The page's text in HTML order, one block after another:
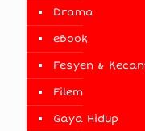
Drama
eBook
Fesyen &
Filem
Gaya Hidup